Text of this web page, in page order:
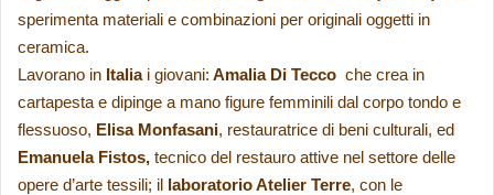
sperimenta materiali e combinazioni per originali oggetti in
ceramica.
Lavorano in Italiai giovani: Amalia Di Tecco che crea in
cartapesta e dipinge a mano figure femminili dal corpo tondo e
flessuoso, Elisa Monfasani, restauratrice di beni culturali, ed
Emanuela Fistos, tecnico del restauro attive nel settore delle
opere d’arte tessili; il laboratorio Atelier Terre, con le